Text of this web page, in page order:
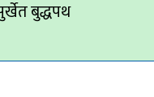
बुद्धपथ